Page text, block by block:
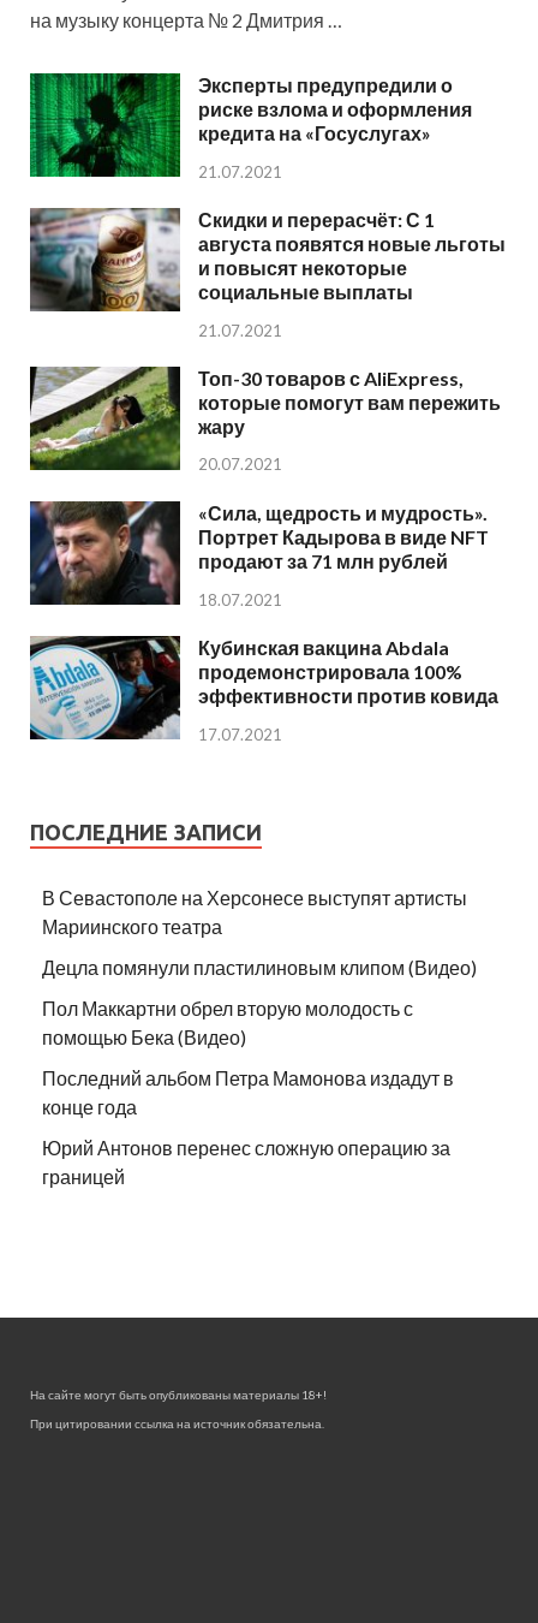
на музыку концерта № 2 Дмитрия …
Эксперты предупредили о
риске взлома и оформления
кредита на «Госуслугах»
21.07.2021
Скидки и перерасчёт: С 1
августа появятся новые льготы
и повысят некоторые
социальные выплаты
21.07.2021
Топ-30 товаров с AliExpress,
которые помогут вам пережить
жару
20.07.2021
«Сила, щедрость и мудрость».
Портрет Кадырова в виде NFT
продают за 71 млн рублей
18.07.2021
Кубинская вакцина Abdala
продемонстрировала 100%
эффективности против ковида
17.07.2021
ПОСЛЕДНИЕ ЗАПИСИ
В Севастополе на Херсонесе выступят артисты
Мариинского театра
Децла помянули пластилиновым клипом (Видео)
Пол Маккартни обрел вторую молодость с
помощью Бека (Видео)
Последний альбом Петра Мамонова издадут в
конце года
Юрий Антонов перенес сложную операцию за
границей
На сайте могут быть опубликованы материалы 18+!
При цитировании ссылка на источник обязательна.